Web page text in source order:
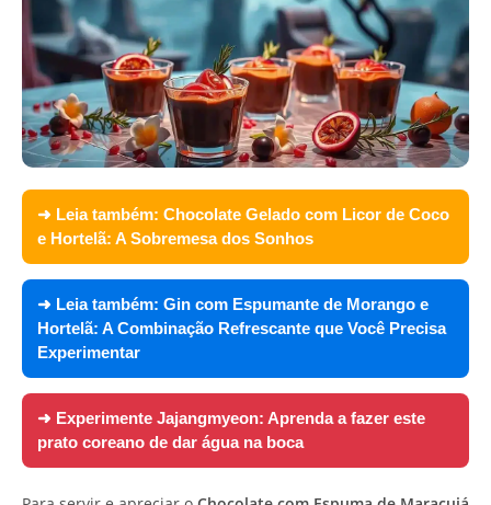
➜ Leia também: Chocolate Gelado com Licor de Coco
e Hortelã: A Sobremesa dos Sonhos
➜ Leia também: Gin com Espumante de Morango e
Hortelã: A Combinação Refrescante que Você Precisa
Experimentar
➜ Experimente Jajangmyeon: Aprenda a fazer este
prato coreano de dar água na boca